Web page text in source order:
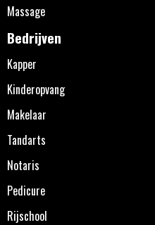
Massage
Bedrijven
Kapper
Kinderopvang
Makelaar
Tandarts
Notaris
Pedicure
Rijschool